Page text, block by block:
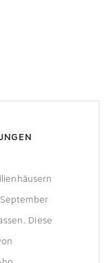
Diese